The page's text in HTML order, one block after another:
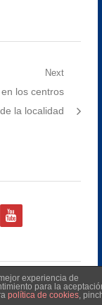
Next
los centros
la localidad
youtube
experiencia de
para la
política de cookies,